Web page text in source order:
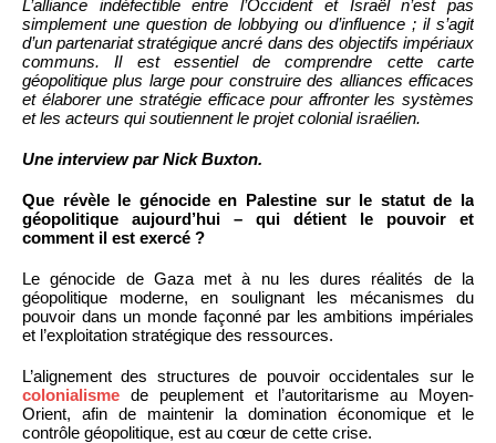
L’alliance indéfectible entre l’Occident et Israël n’est pas
simplement une question de lobbying ou d’influence ; il s’agit
d’un partenariat stratégique ancré dans des objectifs impériaux
communs. Il est essentiel de comprendre cette carte
géopolitique plus large pour construire des alliances efficaces
et élaborer une stratégie efficace pour affronter les systèmes
et les acteurs qui soutiennent le projet colonial israélien.
Une interview par Nick Buxton.
Que révèle le génocide en Palestine sur le statut de la
géopolitique aujourd’hui – qui détient le pouvoir et
comment il est exercé ?
Le génocide de Gaza met à nu les dures réalités de la
géopolitique moderne, en soulignant les mécanismes du
pouvoir dans un monde façonné par les ambitions impériales
et l’exploitation stratégique des ressources.
L’alignement des structures de pouvoir occidentales sur le
colonialisme de peuplement et l’autoritarisme au Moyen-
Orient, afin de maintenir la domination économique et le
contrôle géopolitique, est au cœur de cette crise.